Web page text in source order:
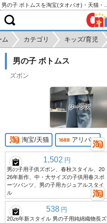
ム カテゴリ キッズ/育児
男の子 ボトムス
ズボン
ジーンズ
淘宝/天猫 アリババ
1,502 円
男の子用子供ズボン、春秋スタイル、20
26年新作、中・大サイズの子供用春スポ
ーツパンツ、男の子用カジュアルスタイ
ル
538 円
2026年新スタイル 男の子用純綿織物長ズ